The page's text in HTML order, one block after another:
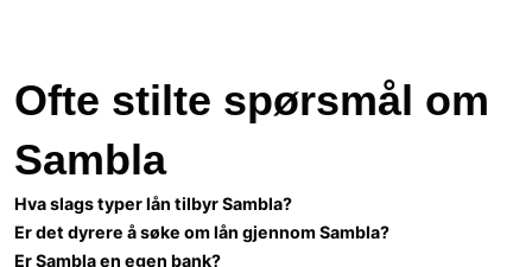
Ofte stilte spørsmål om
Sambla
Hva slags typer lån tilbyr Sambla?
Er det dyrere å søke om lån gjennom Sambla?
Er Sambla en egen bank?